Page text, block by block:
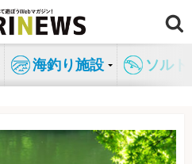
海釣り施設 ソル